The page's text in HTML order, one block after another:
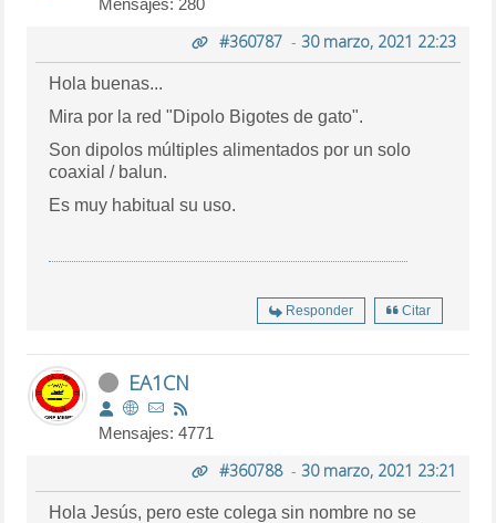
#360787- 30 marzo, 2021 22:23
Hola buenas...
Mira por la red "Dipolo Bigotes de gato".
Son dipolos múltiples alimentados por un solo
coaxial / balun.
Es muy habitual su uso.
Responder Citar
EA1CN
Mensajes: 4771
#360788- 30 marzo, 2021 23:21
Hola Jesús, pero este colega sin nombre no se